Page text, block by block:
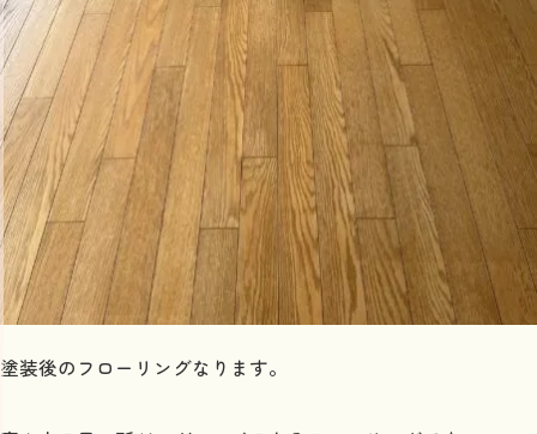
塗装後のフローリングなります。